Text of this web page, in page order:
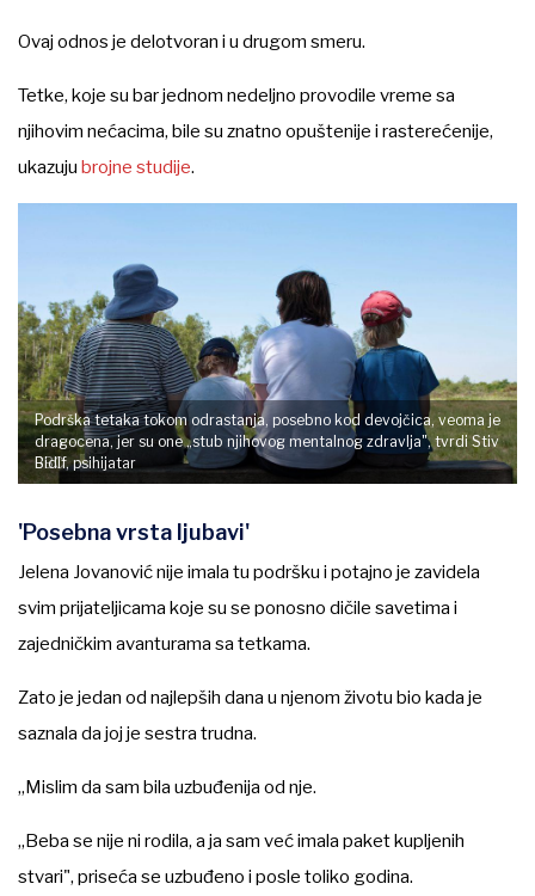
Ovaj odnos je delotvoran i u drugom smeru.
Tetke, koje su bar jednom nedeljno provodile vreme sa
njihovim nećacima, bile su znatno opuštenije i rasterećenije,
ukazuju brojne studije.
BBC
Podrška tetaka tokom odrastanja, posebno kod devojčica, veoma je
dragocena, jer su one „stub njihovog mentalnog zdravlja", tvrdi Stiv
Bidlf, psihijatar
'Posebna vrsta ljubavi'
Jelena Jovanović nije imala tu podršku i potajno je zavidela
svim prijateljicama koje su se ponosno dičile savetima i
zajedničkim avanturama sa tetkama.
Zato je jedan od najlepših dana u njenom životu bio kada je
saznala da joj je sestra trudna.
„Mislim da sam bila uzbuđenija od nje.
„Beba se nije ni rodila, a ja sam već imala paket kupljenih
stvari", priseća se uzbuđeno i posle toliko godina.